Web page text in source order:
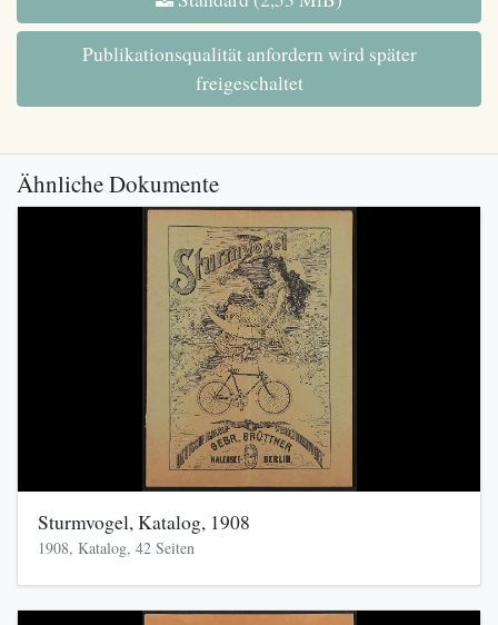
Publikationsqualität anfordern wird später
freigeschaltet
Ähnliche Dokumente
Sturmvogel, Katalog, 1908
1908, Katalog, 42 Seiten